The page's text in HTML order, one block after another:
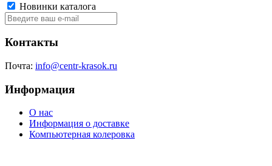
Новинки каталога
Контакты
Почта: info@centr-krasok.ru
Информация
О нас
Информация о доставке
Компьютерная колеровка